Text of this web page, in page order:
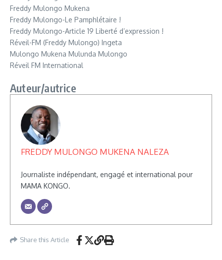
Freddy Mulongo Mukena
Freddy Mulongo-Le Pamphlétaire !
Freddy Mulongo-Article 19 Liberté d’expression !
Réveil-FM (Freddy Mulongo) Ingeta
Mulongo Mukena Mulunda Mulongo
Réveil FM International
Auteur/autrice
FREDDY MULONGO MUKENA NALEZA
Journaliste indépendant, engagé et international pour
MAMA KONGO.
Share this Article